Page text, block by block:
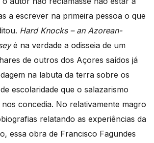
a escrever na primeira pessoa o que
Hard Knocks – an Azorean-
é na verdade a odisseia de um
de outros dos Açores saídos já
na labuta da terra sobre os
escolaridade que o salazarismo
concedia. No relativamente magro
relatando as experiências da
essa obra de Francisco Fagundes